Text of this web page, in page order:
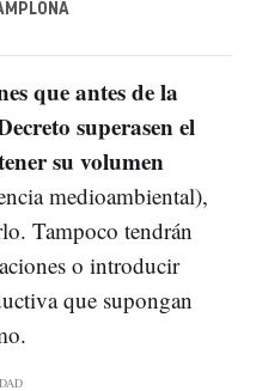
que antes de la
superasen el
su volumen
medioambiental),
Tampoco tendrán
o introducir
que supongan